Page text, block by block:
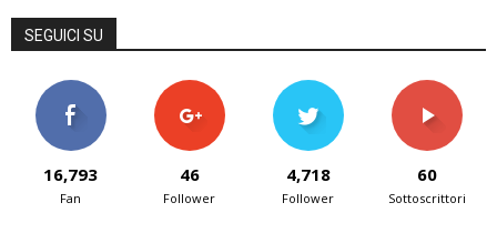
SEGUICI SU
16,793
Fan
46
Follower
4,718
Follower
60
Sottoscrittori